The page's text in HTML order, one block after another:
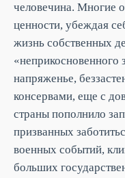
человечина. Многие
ценности, убеждая
жизнь собственных
«неприкосновенного
напряженье,
консервами, еще с
страны пополнило
призванных
военных событий,
больших